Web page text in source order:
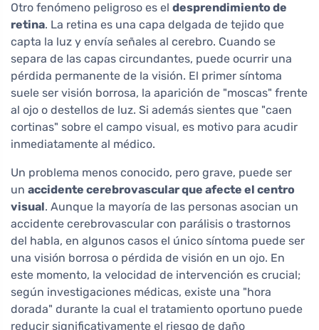
Otro fenómeno peligroso es el desprendimiento de
retina. La retina es una capa delgada de tejido que
capta la luz y envía señales al cerebro. Cuando se
separa de las capas circundantes, puede ocurrir una
pérdida permanente de la visión. El primer síntoma
suele ser visión borrosa, la aparición de "moscas" frente
al ojo o destellos de luz. Si además sientes que "caen
cortinas" sobre el campo visual, es motivo para acudir
inmediatamente al médico.
Un problema menos conocido, pero grave, puede ser
un accidente cerebrovascular que afecte el centro
visual. Aunque la mayoría de las personas asocian un
accidente cerebrovascular con parálisis o trastornos
del habla, en algunos casos el único síntoma puede ser
una visión borrosa o pérdida de visión en un ojo. En
este momento, la velocidad de intervención es crucial;
según investigaciones médicas, existe una "hora
dorada" durante la cual el tratamiento oportuno puede
reducir significativamente el riesgo de daño